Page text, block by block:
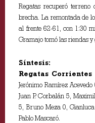
Regatas recuperó
brecha. La remontada de
al frente 62-61, con 1:30
Gramajo tomó las riendas
Síntesis:
Regatas Corrientes
Jerónimo Ramírez
Juan P. Corbalán 5,
5, Bruno Meza 0, Gianluca
Pablo Mascaró.